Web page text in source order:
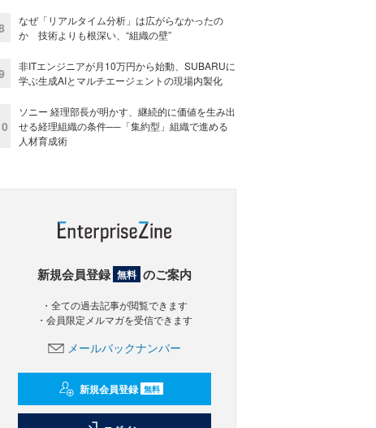
なぜ「リアルタイム分析」は広がらなかったの
か 技術よりも根深い、“組織の壁”
非ITエンジニアが月10万円から始動、SUBARUに
学ぶ生成AIとマルチエージェントの現場内製化
ソニー 経理部長が明かす、継続的に価値を生み出
せる経理組織の条件──「集約型」組織で進める
人材育成術
新規会員登録 無料 のご案内
・全ての過去記事が閲覧できます
・会員限定メルマガを受信できます
メールバックナンバー
新規会員登録 無料